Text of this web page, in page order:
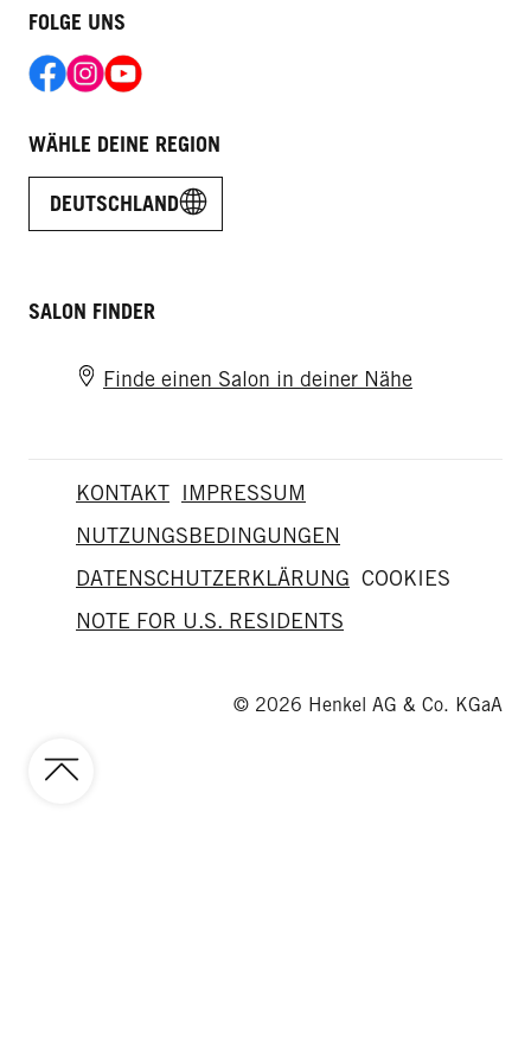
FOLGE UNS
WÄHLE DEINE REGION
DEUTSCHLAND
SALON FINDER
Finde einen Salon in deiner Nähe
KONTAKT IMPRESSUM
NUTZUNGSBEDINGUNGEN
DATENSCHUTZERKLÄRUNG COOKIES
NOTE FOR U.S. RESIDENTS
© 2026 Henkel AG & Co. KGaA